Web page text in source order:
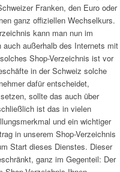
Franken, den Euro oder
ganz offiziellen Wechselkurs.
kann man nun im
außerhalb des Internets mit
Shop-Verzeichnis ist vor
in der Schweiz solche
dafür entscheidet,
sollte das auch über
ist das in vielen
und ein wichtiger
in unserem Shop-Verzeichnis
Start dieses Dienstes. Dieser
ganz im Gegenteil: Der